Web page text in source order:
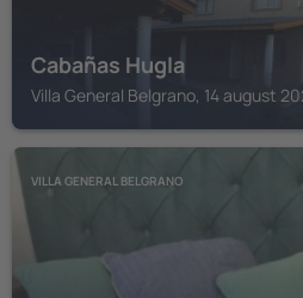
Cabañas Hugla
Villa General Belgrano, 14 august
VILLA GENERAL BELGRANO